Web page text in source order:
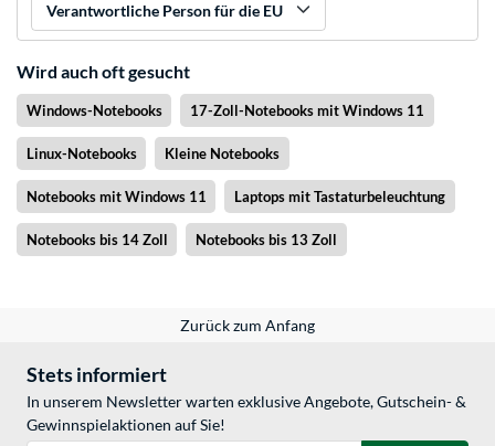
Verantwortliche Person für die EU
Wird auch oft gesucht
Windows-Notebooks 17-Zoll-Notebooks mit Windows 11
Linux-Notebooks Kleine Notebooks
Notebooks mit Windows 11 Laptops mit Tastaturbeleuchtung
Notebooks bis 14 Zoll Notebooks bis 13 Zoll
Zurück zum Anfang
Stets informiert
In unserem Newsletter warten exklusive Angebote, Gutschein- &
Gewinnspielaktionen auf Sie!